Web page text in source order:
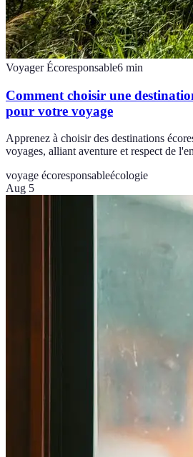
Voyager Écoresponsable6 min
Comment choisir une
pour votre voyage
Apprenez à choisir des destinations
voyages, alliant aventure et respect de
voyage écoresponsableécologie
Aug 5